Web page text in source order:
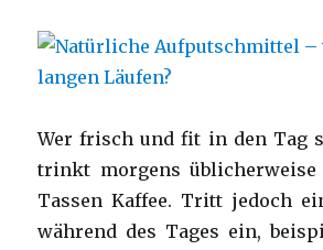
Wer frisch und fit in den Tag
trinkt morgens
Tassen Kaffee. Tritt jedoch
während des Tages ein,